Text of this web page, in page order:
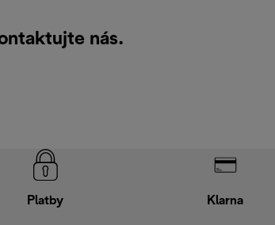
nás.
Platby Klarna